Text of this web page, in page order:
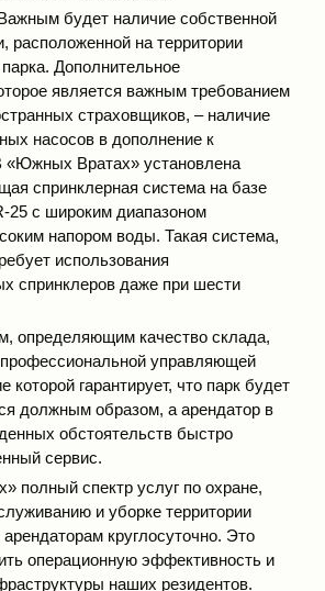
будет наличие собственной
расположенной на территории
Дополнительное
является важным требованием
страховщиков, – наличие
насосов в дополнение к
«Южных Вратах» установлена
спринклерная система на базе
25 с широким диапазоном
напором воды. Такая система,
использования
спринклеров даже при шести
определяющим качество склада,
управляющей
которой гарантирует, что парк будет
должным образом, а арендатор в
обстоятельств быстро
сервис.
полный спектр услуг по охране,
и уборке территории
круглосуточно. Это
операционную эффективность и
наших резидентов.